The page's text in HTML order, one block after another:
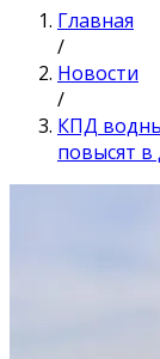
Главная
/
Новости
/
КПД
повысят в